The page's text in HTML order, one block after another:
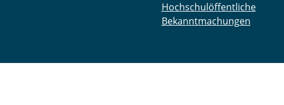
Hochschulöffentliche
Bekanntmachungen